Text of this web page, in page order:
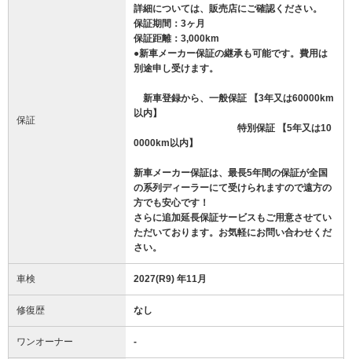
保証
詳細については、販売店にご確認ください。
保証期間：3ヶ月
保証距離：3,000km
●新車メーカー保証の継承も可能です。費用は
別途申し受けます。
新車登録から、一般保証 【3年又は60000km
以内】
特別保証 【5年又は10
0000km以内】
新車メーカー保証は、最長5年間の保証が全国
の系列ディーラーにて受けられますので遠方の
方でも安心です！
さらに追加延長保証サービスもご用意させてい
ただいております。お気軽にお問い合わせくだ
さい。
車検 2027(R9) 年11月
修復歴 なし
ワンオーナー -